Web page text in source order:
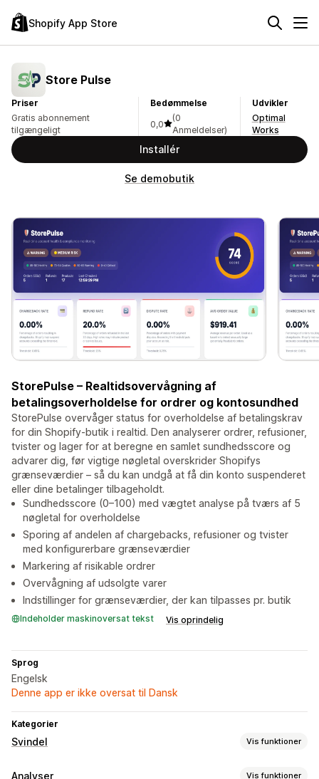
Shopify App Store
Store Pulse
Priser
Gratis abonnement
tilgængeligt
Bedømmelse
0,0
(0
Anmeldelser)
Udvikler
Optimal
Works
Installér
Se demobutik
StorePulse – Realtidsovervågning af
betalingsoverholdelse for ordrer og kontosundhed
StorePulse overvåger status for overholdelse af betalingskrav
for din Shopify-butik i realtid. Den analyserer ordrer, refusioner,
tvister og lager for at beregne en samlet sundhedsscore og
advarer dig, før vigtige nøgletal overskrider Shopifys
grænseværdier – så du kan undgå at få din konto suspenderet
eller dine betalinger tilbageholdt.
Sundhedsscore (0–100) med vægtet analyse på tværs af 5
nøgletal for overholdelse
Sporing af andelen af chargebacks, refusioner og tvister
med konfigurerbare grænseværdier
Markering af risikable ordrer
Overvågning af udsolgte varer
Indstillinger for grænseværdier, der kan tilpasses pr. butik
Indeholder maskinoversat tekst Vis oprindelig
Sprog
Engelsk
Denne app er ikke oversat til Dansk
Kategorier
Svindel Vis funktioner
Svindeltyper
Analyser Vis funktioner